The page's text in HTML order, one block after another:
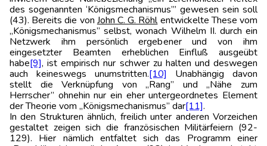
des sogenannten ‘Königsmechanismus’” gewesen sein soll
(43). Bereits die von John C. G. Röhlentwickelte These vom
„Königsmechanismus” selbst, wonach Wilhelm II. durch ein
Netzwerk ihm persönlich ergebener und von ihm
eingesetzter Beamten erheblichen Einfluß ausgeübt
habe[9], ist empirisch nur schwer zu halten und deswegen
auch keineswegs unumstritten.[10] Unabhängig davon
stellt die Verknüpfung von „Rang” und „Nähe zum
Herrscher” ohnehin nur ein eher untergeordnetes Element
der Theorie vom „Königsmechanismus” dar[11].
In den Strukturen ähnlich, freilich unter anderen Vorzeichen
gestaltet zeigen sich die französischen Militärfeiern (92-
129). Hier nämlich entfaltet sich das Programm einer